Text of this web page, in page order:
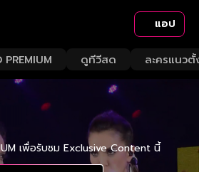
แอป
ดูทีวีสด ละครแนวตั้
เพื่อรับชม Exclusive Content นี้